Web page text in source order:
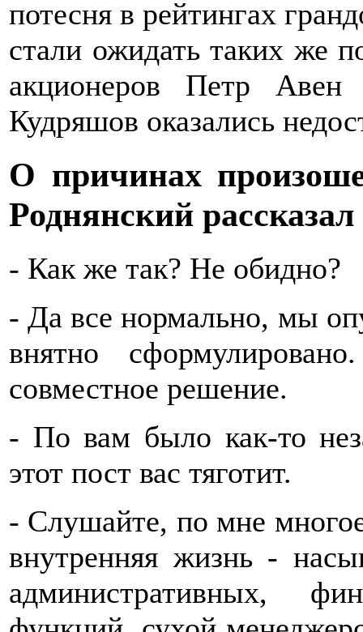
потесня в рейтингах
стали ожидать таких же
акционеров Петр
Кудряшов оказались
О причинах
Роднянский
- Как же так? Не обидно?
- Да все нормально, мы
внятно
совместное решение.
- По вам было как-то
этот пост вас тяготит.
- Слушайте, по мне
внутренняя жизнь -
административных,